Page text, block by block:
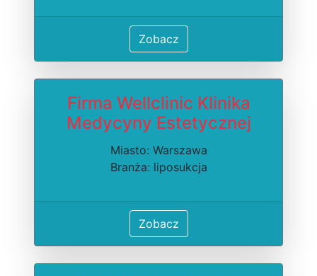
Zobacz
Firma Wellclinic Klinika
Medycyny Estetycznej
Miasto: Warszawa
Branża: liposukcja
Zobacz